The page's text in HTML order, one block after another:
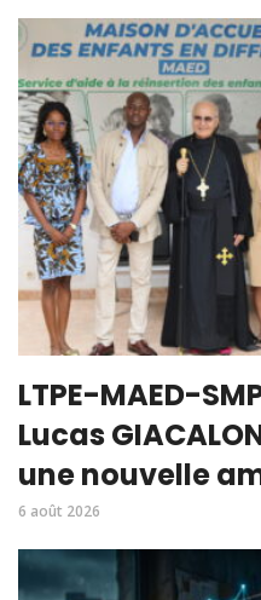
LTPE-MAED-
Lucas
une nouvelle
6 août 2026